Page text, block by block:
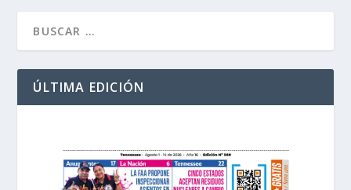
ÚLTIMA EDICIÓN